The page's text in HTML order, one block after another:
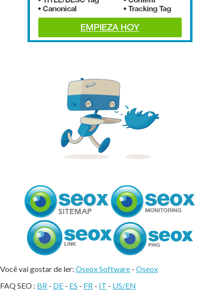
Você vai gostar de ler: Oseox Software - Oseox
FAQ SEO : BR - DE - ES - FR - IT - US/EN